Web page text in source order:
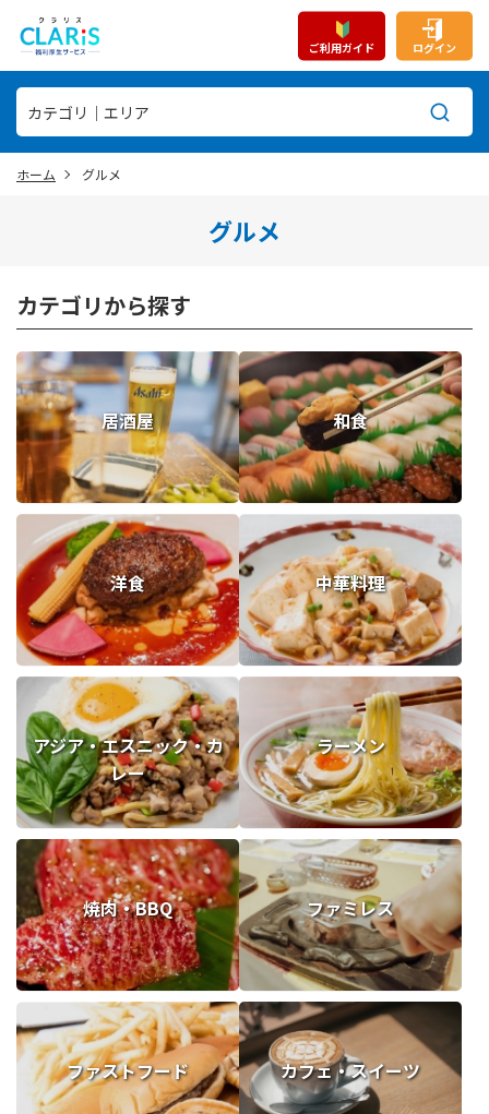
ご利用ガイド ログイン
ホーム グルメ
グルメ
カテゴリから探す
居酒屋 和食
洋食 中華料理
アジア・エスニック・カ
レー
ラーメン
焼肉・BBQ ファミレス
ファストフード カフェ・スイーツ